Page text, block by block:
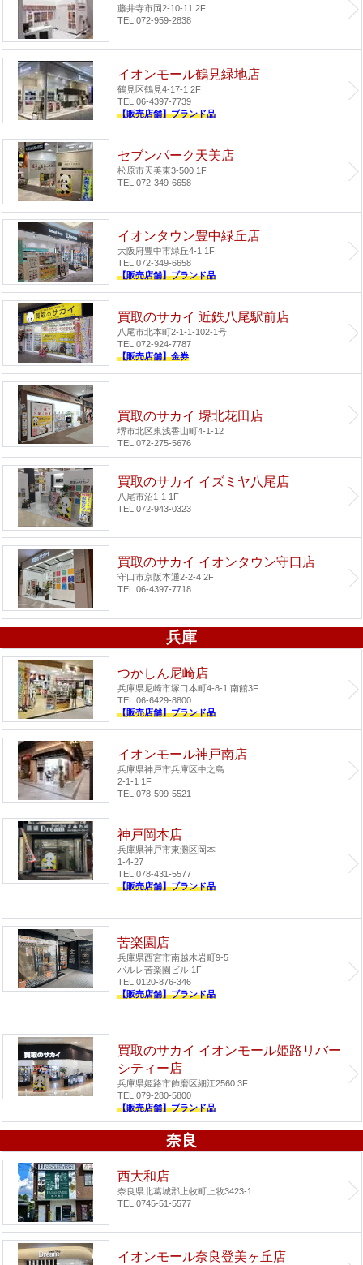
藤井寺市岡2-10-11 2F
TEL.072-959-2838
イオンモール鶴見緑地店
鶴見区鶴見4-17-1 2F
TEL.06-4397-7739
【販売店舗】ブランド品
セブンパーク天美店
松原市天美東3-500 1F
TEL.072-349-6658
イオンタウン豊中緑丘店
大阪府豊中市緑丘4-1 1F
TEL.072-349-6658
【販売店舗】ブランド品
買取のサカイ 近鉄八尾駅前店
八尾市北本町2-1-1-102-1号
TEL.072-924-7787
【販売店舗】金券
買取のサカイ 堺北花田店
堺市北区東浅香山町4-1-12
TEL.072-275-5676
買取のサカイ イズミヤ八尾店
八尾市沼1-1 1F
TEL.072-943-0323
買取のサカイ イオンタウン守口店
守口市京阪本通2-2-4 2F
TEL.06-4397-7718
兵庫
つかしん尼崎店
兵庫県尼崎市塚口本町4-8-1 南館3F
TEL.06-6429-8800
【販売店舗】ブランド品
イオンモール神戸南店
兵庫県神戸市兵庫区中之島
2-1-1 1F
TEL.078-599-5521
神戸岡本店
兵庫県神戸市東灘区岡本
1-4-27
TEL.078-431-5577
【販売店舗】ブランド品
苦楽園店
兵庫県西宮市南越木岩町9-5
パルレ苦楽園ビル 1F
TEL.0120-876-346
【販売店舗】ブランド品
買取のサカイ イオンモール姫路リバー
シティー店
兵庫県姫路市飾磨区細江2560 3F
TEL.079-280-5800
【販売店舗】ブランド品
奈良
西大和店
奈良県北葛城郡上牧町上牧3423-1
TEL.0745-51-5577
イオンモール奈良登美ヶ丘店